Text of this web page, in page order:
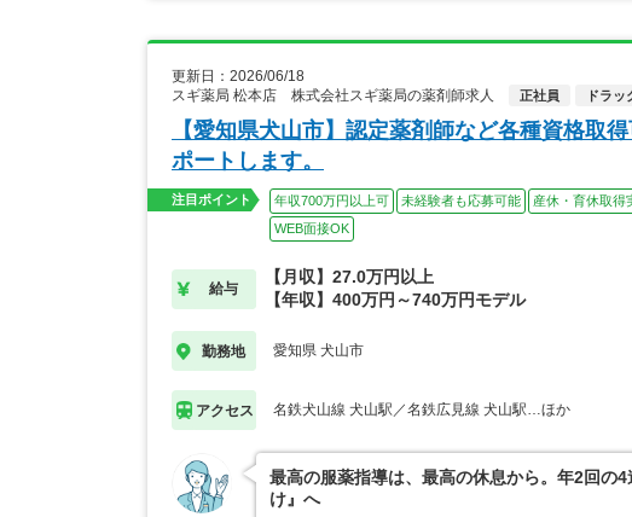
更新日：2026/06/18
スギ薬局 松本店 株式会社スギ薬局の薬剤師求人
正社員 ドラッ
【愛知県犬山市】認定薬剤師など各種資格取
ポートします。
注目ポイント 年収700万円以上可 未経験者も応募可能 産休・育休取得
WEB面接OK
給与
【月収】27.0万円以上
【年収】400万円～740万円モデル
勤務地 愛知県 犬山市
アクセス 名鉄犬山線 犬山駅／名鉄広見線 犬山駅…ほか
最高の服薬指導は、最高の休息から。年2回の
け』へ